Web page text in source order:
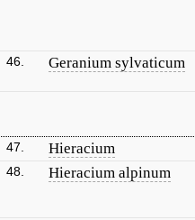
46. Geranium sylvaticum
47. Hieracium
48. Hieracium alpinum